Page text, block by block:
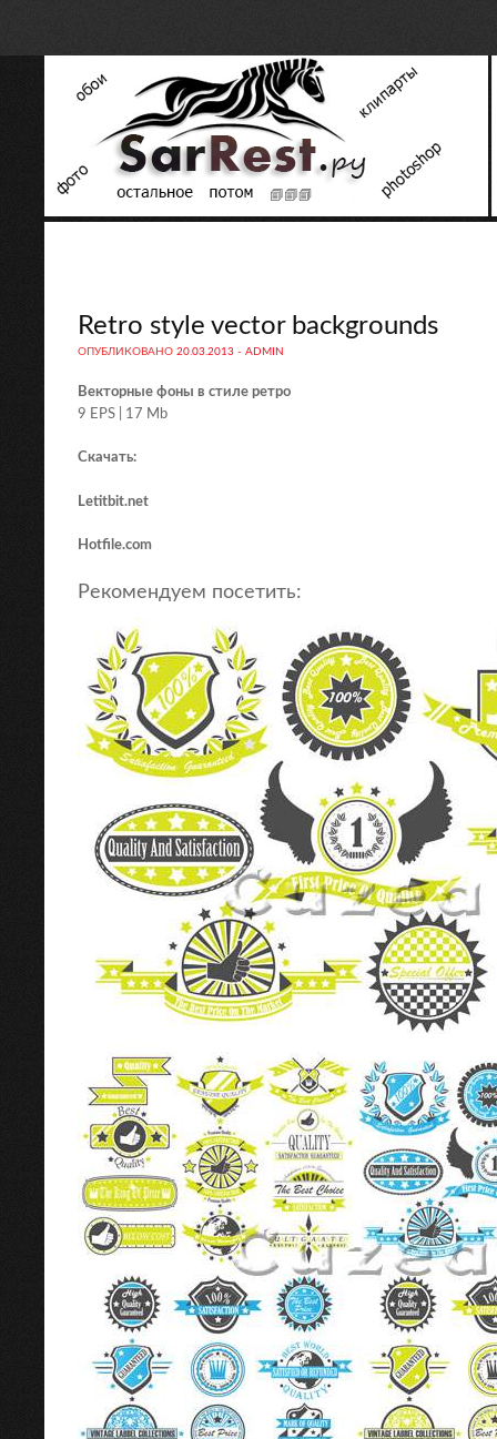
Retro style vector backgrounds
ОПУБЛИКОВАНО 20.03.2013 - ADMIN
Векторные фоны в стиле ретро
9 EPS | 17 Mb
Скачать:
Letitbit.net
Hotfile.com
Рекомендуем посетить: